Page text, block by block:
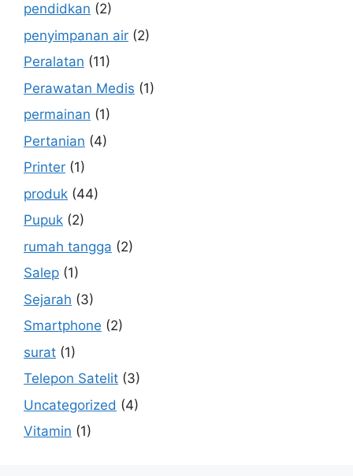
pendidkan (2)
penyimpanan air (2)
Peralatan (11)
Perawatan Medis (1)
permainan (1)
Pertanian (4)
Printer (1)
produk (44)
Pupuk (2)
rumah tangga (2)
Salep (1)
Sejarah (3)
Smartphone (2)
surat (1)
Telepon Satelit (3)
Uncategorized (4)
Vitamin (1)